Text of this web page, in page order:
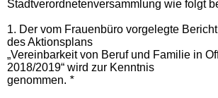
Stadtverordnetenversammlung wie folgt
1. Der vom Frauenbüro vorgelegte
des Aktionsplans
„Vereinbarkeit von Beruf und Familie in
2018/2019“ wird zur Kenntnis
genommen. *